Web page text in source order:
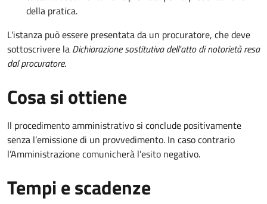
della pratica.
L'istanza può essere presentata da un procuratore, che deve
sottoscrivere la Dichiarazione sostitutiva dell'atto di notorietà resa
dal procuratore.
Cosa si ottiene
Il procedimento amministrativo si conclude positivamente
senza l’emissione di un provvedimento. In caso contrario
l’Amministrazione comunicherà l’esito negativo.
Tempi e scadenze